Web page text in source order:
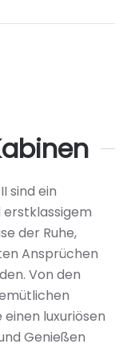
sind ein
erstklassigem
der Ruhe,
Ansprüchen
Von den
luxuriösen
Genießen